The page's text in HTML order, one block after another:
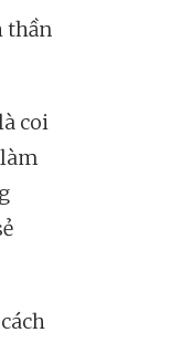
thần
coi